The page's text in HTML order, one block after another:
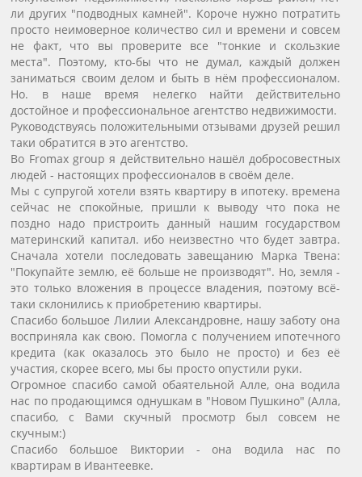
ли других "подводных камней". Короче нужно потратить
просто неимоверное количество сил и времени и совсем
не факт, что вы проверите все "тонкие и скользкие
места". Поэтому, кто-бы что не думал, каждый должен
заниматься своим делом и быть в нём профессионалом.
Но. в наше время нелегко найти действительно
достойное и профессиональное агентство недвижимости.
Руководствуясь положительными отзывами друзей решил
таки обратится в это агентство.
Во Fromax group я действительно нашёл добросовестных
людей - настоящих профессионалов в своём деле.
Мы с супругой хотели взять квартиру в ипотеку. времена
сейчас не спокойные, пришли к выводу что пока не
поздно надо пристроить данный нашим государством
материнский капитал. ибо неизвестно что будет завтра.
Сначала хотели последовать завещанию Марка Твена:
"Покупайте землю, её больше не производят". Но, земля -
это только вложения в процессе владения, поэтому всё-
таки склонились к приобретению квартиры.
Спасибо большое Лилии Александровне, нашу заботу она
восприняла как свою. Помогла с получением ипотечного
кредита (как оказалось это было не просто) и без её
участия, скорее всего, мы бы просто опустили руки.
Огромное спасибо самой обаятельной Алле, она водила
нас по продающимся однушкам в "Новом Пушкино" (Алла,
спасибо, с Вами скучный просмотр был совсем не
скучным:)
Спасибо большое Виктории - она водила нас по
квартирам в Ивантеевке.